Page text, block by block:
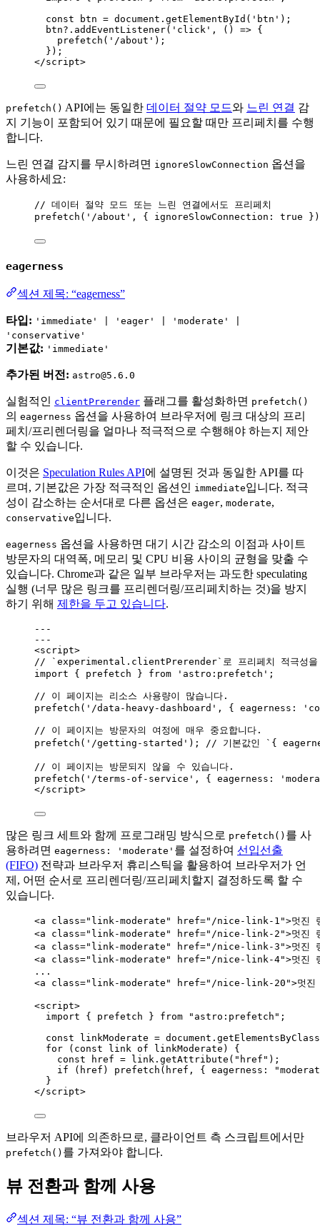
const
btn = document . getElementById ( ' btn ' );
btn?. addEventListener( ' click ' , () => {
prefetch ( ' /about ' );
});
</script>
prefetch() API에는 동일한 데이터 절약 모드와 느린 연결 감
지 기능이 포함되어 있기 때문에 필요할 때만 프리페치를 수행
합니다.
느린 연결 감지를 무시하려면 ignoreSlowConnection 옵션을
사용하세요:
// 데이터 절약 모드 또는 느린 연결에서도 프리페치
prefetch ( ' /about ' , { ignoreSlowConnection: true
eagerness
섹션 제목: “eagerness”
타입: 'immediate' | 'eager' | 'moderate' |
'conservative'
기본값: 'immediate'
추가된 버전: astro@5.6.0
실험적인 clientPrerender 플래그를 활성화하면 prefetch()
의 eagerness 옵션을 사용하여 브라우저에 링크 대상의 프리
페치/프리렌더링을 얼마나 적극적으로 수행해야 하는지 제안
할 수 있습니다.
이것은 Speculation Rules API에 설명된 것과 동일한 API를 따
르며, 기본값은 가장 적극적인 옵션인 immediate입니다. 적극
성이 감소하는 순서대로 다른 옵션은 eager, moderate,
conservative입니다.
eagerness 옵션을 사용하면 대기 시간 감소의 이점과 사이트
방문자의 대역폭, 메모리 및 CPU 비용 사이의 균형을 맞출 수
있습니다. Chrome과 같은 일부 브라우저는 과도한 speculating
실행 (너무 많은 링크를 프리렌더링/프리페치하는 것)을 방지
하기 위해 제한을 두고 있습니다.
---
---
<script>
// `experimental.clientPrerender`로 프리페치 적극성을
import { prefetch } from ' astro:prefetch ' ;
// 이 페이지는 리소스 사용량이 많습니다.
prefetch ( ' /data-heavy-dashboard ' , { eagerness: '
// 이 페이지는 방문자의 여정에 매우 중요합니다.
prefetch ( ' /getting-started ' ); // 기본값인 `{
// 이 페이지는 방문되지 않을 수 있습니다.
prefetch ( ' /terms-of-service ' , { eagerness: '
</script>
많은 링크 세트와 함께 프로그래밍 방식으로 prefetch() 를 사
용하려면 eagerness: 'moderate' 를 설정하여 선입선출
(FIFO) 전략과 브라우저 휴리스틱을 활용하여 브라우저가 언
제, 어떤 순서로 프리렌더링/프리페치할지 결정하도록 할 수
있습니다.
<a class=" link-moderate " href=" /nice-link-1 ">멋진
<a class=" link-moderate " href=" /nice-link-2 ">멋진
<a class=" link-moderate " href=" /nice-link-3 ">멋진
<a class=" link-moderate " href=" /nice-link-4">멋진
...
<a class=" link-moderate " href=" /nice-link-20 ">멋
<script>
import { prefetch } from " astro:prefetch " ;
const
linkModerate = document .
for ( const link of linkModerate ) {
const
href = link . getAttribute ( " href " );
if ( href ) prefetch ( href , { eagerness: "
}
</script>
브라우저 API에 의존하므로, 클라이언트 측 스크립트에서만
prefetch() 를 가져와야 합니다.
뷰 전환과 함께 사용
섹션 제목: “뷰 전환과 함께 사용”